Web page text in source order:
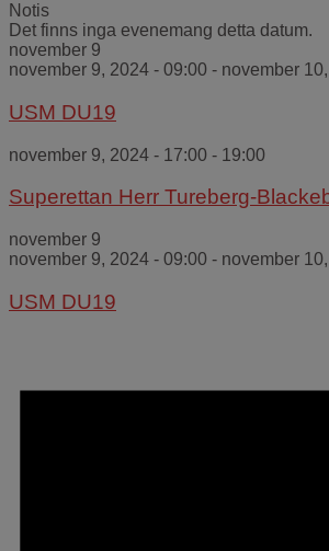
Notis
Det finns inga evenemang detta datum.
november 9
november 9, 2024 - 09:00 - november
USM DU19
november 9, 2024 - 17:00 - 19:00
Superettan Herr Tureberg-
november 9
november 9, 2024 - 09:00 - november
USM DU19